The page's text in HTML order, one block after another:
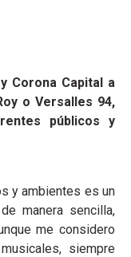
Corona Capital a
o Versalles 94,
públicos y
y ambientes es un
manera sencilla,
me considero
siempre